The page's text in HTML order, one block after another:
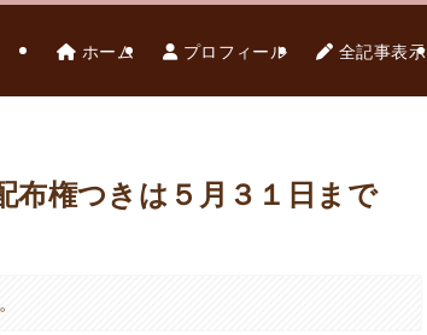
ホーム プロフィール 全記事表示
権つきは５月３１日まで